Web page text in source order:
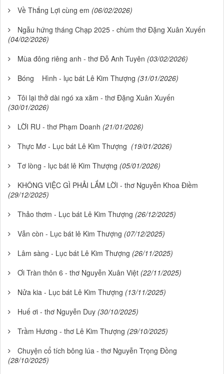
Về Thắng Lợi cùng em (06/02/2026)
Ngẫu hứng tháng Chạp 2025 - chùm thơ Đặng Xuân Xuyến
(04/02/2026)
Mùa đông riêng anh - thơ Đỗ Anh Tuyên (03/02/2026)
Bóng Hình - lục bát Lê Kim Thượng (31/01/2026)
Tôi lại thở dài ngó xa xăm - thơ Đặng Xuân Xuyến
(30/01/2026)
LỜI RU - thơ Phạm Doanh (21/01/2026)
Thực Mơ - Lục bát Lê Kim Thượng (19/01/2026)
Tơ lòng - lục bát lê Kim Thượng (05/01/2026)
KHÔNG VIỆC GÌ PHẢI LẮM LỜI - thơ Nguyễn Khoa Điềm
(29/12/2025)
Thảo thơm - Lục bát Lê Kim Thượng (26/12/2025)
Vẫn còn - Lục bát lê Kim Thượng (07/12/2025)
Lâm sàng - Lục bát Lê Kim Thượng (26/11/2025)
Ơi Tràn thôn 6 - thơ Nguyễn Xuân Việt (22/11/2025)
Nửa kia - Lục bát Lê Kim Thượng (13/11/2025)
Huế ơi - thơ Nguyễn Duy (30/10/2025)
Trầm Hương - thơ Lê Kim Thượng (29/10/2025)
Chuyện cổ tích bông lúa - thơ Nguyễn Trọng Đồng
(28/10/2025)